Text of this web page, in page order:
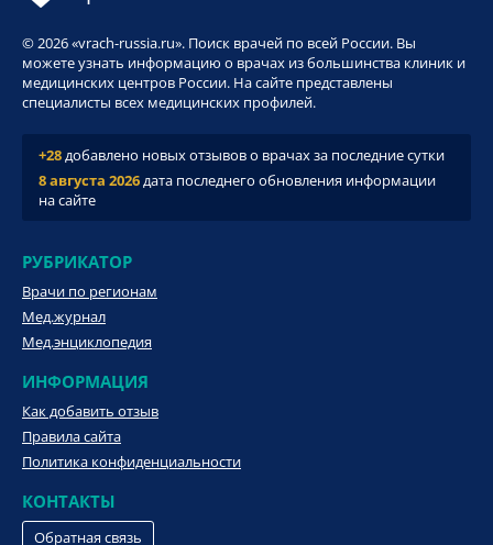
© 2026 «vrach-russia.ru». Поиск врачей по всей России. Вы
можете узнать информацию о врачах из большинства клиник и
медицинских центров России. На сайте представлены
специалисты всех медицинских профилей.
+28добавлено новых отзывов о врачах за последние сутки
8 августа 2026дата последнего обновления информации
на сайте
РУБРИКАТОР
Врачи по регионам
Мед.журнал
Мед.энциклопедия
ИНФОРМАЦИЯ
Как добавить отзыв
Правила сайта
Политика конфиденциальности
КОНТАКТЫ
Обратная связь